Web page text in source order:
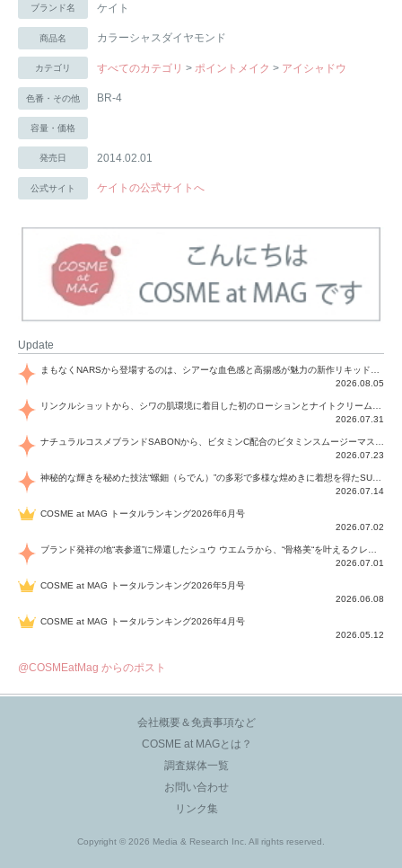
ブランド名 ケイト
商品名 カラーシャスダイヤモンド
カテゴリ すべてのカテゴリ > ポイントメイク > アイシャドウ
色番・その他 BR-4
容量・価格
発売日 2014.02.01
公式サイト ケイトの公式サイトへ
Update
2026.08.05
2026.07.31
2026.07.23
2026.07.14
COSME at MAG トータルランキング2026年6月号
2026.07.02
2026.07.01
COSME at MAG トータルランキング2026年5月号
2026.06.08
COSME at MAG トータルランキング2026年4月号
2026.05.12
@COSMEatMag からのポスト
会社概要＆免責事項など
COSME at MAGとは？
調査媒体一覧
お問い合わせ
リンク集
Copyright © 2026 Media & Research Inc. All rights reserved.